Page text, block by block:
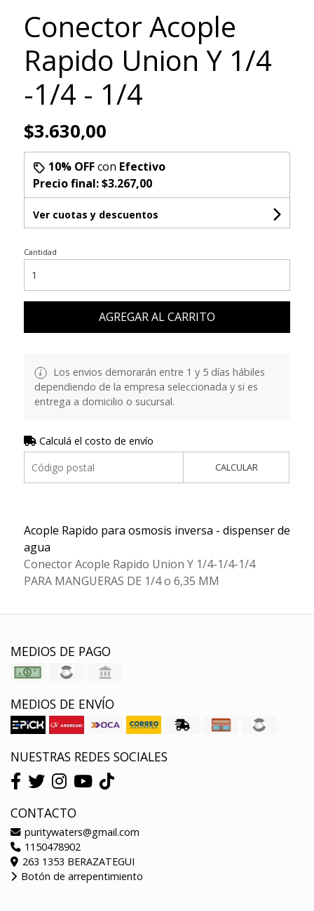
Conector Acople
Rapido Union Y 1/4
-1/4 - 1/4
$3.630,00
10% OFFcon Efectivo
Precio final:$3.267,00
Ver cuotas y descuentos
Cantidad
AGREGAR AL CARRITO
Los envios demorarán entre 1 y 5 días hábiles
dependiendo de la empresa seleccionada y si es
entrega a domicilio o sucursal.
Calculá el costo de envío
CALCULAR
Acople Rapido para osmosis inversa - dispenser de
agua
Conector Acople Rapido Union Y 1/4-1/4-1/4
PARA MANGUERAS DE 1/4 o 6,35 MM
MEDIOS DE PAGO
MEDIOS DE ENVÍO
NUESTRAS REDES SOCIALES
CONTACTO
puritywaters@gmail.com
1150478902
263 1353 BERAZATEGUI
Botón de arrepentimiento